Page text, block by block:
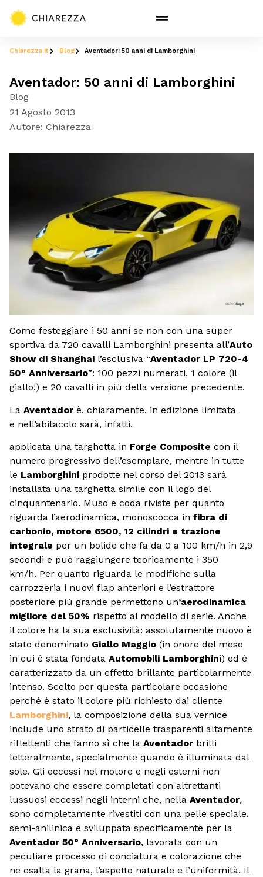
Chiarezza.it Blog Aventador: 50 anni di Lamborghini
Aventador: 50 anni di Lamborghini
Blog
21 Agosto 2013
Autore: Chiarezza
Come festeggiare i 50 anni se non con una super
sportiva da 720 cavalli Lamborghini presenta all’Auto
Show di Shanghai l’esclusiva “Aventador LP 720-4
50° Anniversario”: 100 pezzi numerati, 1 colore (il
giallo!) e 20 cavalli in più della versione precedente.
La Aventador è, chiaramente, in edizione limitata
e nell’abitacolo sarà, infatti,
applicata una targhetta in Forge Composite con il
numero progressivo dell’esemplare, mentre in tutte
le Lamborghini prodotte nel corso del 2013 sarà
installata una targhetta simile con il logo del
cinquantenario. Muso e coda riviste per quanto
riguarda l’aerodinamica, monoscocca in fibra di
carbonio, motore 6500, 12 cilindri e trazione
integrale per un bolide che fa da 0 a 100 km/h in 2,9
secondi e può raggiungere teoricamente i 350
km/h. Per quanto riguarda le modifiche sulla
carrozzeria i nuovi flap anteriori e l’estrattore
posteriore più grande permettono un’aerodinamica
migliore del 50% rispetto al modello di serie. Anche
il colore ha la sua esclusività: assolutamente nuovo è
stato denominato Giallo Maggio (in onore del mese
in cui è stata fondata Automobili Lamborghini) ed è
caratterizzato da un effetto brillante particolarmente
intenso. Scelto per questa particolare occasione
perché è stato il colore più richiesto dai cliente
Lamborghini, la composizione della sua vernice
include uno strato di particelle trasparenti altamente
riflettenti che fanno sì che la Aventador brilli
letteralmente, specialmente quando è illuminata dal
sole. Gli eccessi nel motore e negli esterni non
potevano che essere completati con altrettanti
lussuosi eccessi negli interni che, nella Aventador,
sono completamente rivestiti con una pelle speciale,
semi-anilinica e sviluppata specificamente per la
Aventador 50° Anniversario, lavorata con un
peculiare processo di conciatura e colorazione che
ne esalta la grana, l’aspetto naturale e l’uniformità. Il